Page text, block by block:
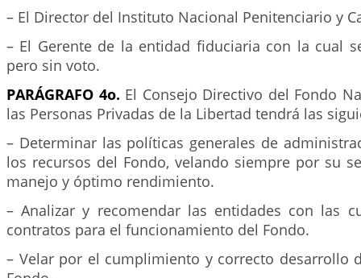
– El Director del Instituto Nacional Penitenciario y
– El Gerente de la entidad fiduciaria con la cual
pero sin voto.
PARÁGRAFO 4o. El Consejo Directivo del Fondo
las Personas Privadas de la Libertad tendrá las
– Determinar las políticas generales de
los recursos del Fondo, velando siempre por su
manejo y óptimo rendimiento.
– Analizar y recomendar las entidades con las
contratos para el funcionamiento del Fondo.
– Velar por el cumplimiento y correcto desarrollo